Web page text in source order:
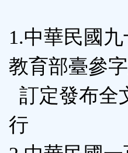
按
鈕
區
1.中華民國
教育部臺參
訂定發布全
行